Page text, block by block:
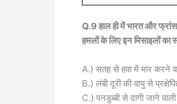
Q.9 हाल ही में भारत और
हमलों के लिए इन मिसाइलों का
A.) सतह से हवा में मार करने
B.) लंबी दूरी की वायु से
C.) पनडुब्बी से दागी जाने